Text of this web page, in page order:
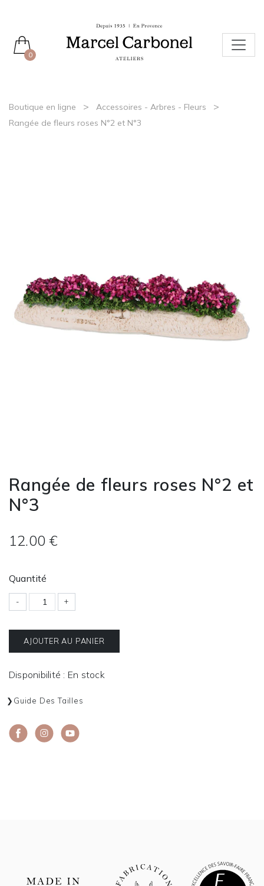
0
Boutique en ligne > Accessoires - Arbres - Fleurs >
Rangée de fleurs roses N°2 et N°3
Rangée de fleurs roses N°2 et
N°3
12.00 €
Quantité
- +
AJOUTER AU PANIER
Disponibilité : En stock
Guide Des Tailles